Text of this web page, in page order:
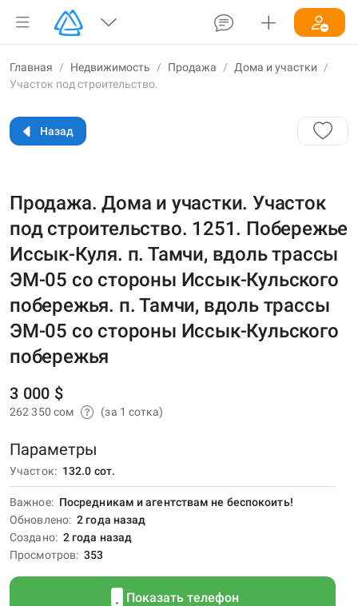
Главная / Недвижимость / Продажа / Дома и участки
/
Участок под строительство.
Назад
Продажа. Дома и участки. Участок
под строительство. 1251. Побережье
Иссык-Куля. п. Тамчи, вдоль трассы
ЭМ-05 со стороны Иссык-Кульского
побережья. п. Тамчи, вдоль трассы
ЭМ-05 со стороны Иссык-Кульского
побережья
3 000 $
262 350 сом (за 1 сотка)
Параметры
Участок 132.0 сот.
Важное
Посредникам и агентствам не беспокоить!
Обновлено
2 года назад
Создано
2 года назад
Просмотров
353
Показать телефон